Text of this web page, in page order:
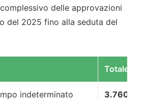
delle approvazioni
del 2025 fino alla seduta del
Totale
indeterminato 3.760